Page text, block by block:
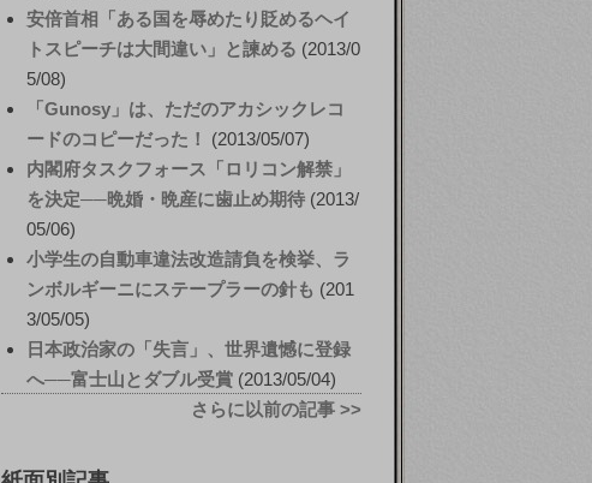
安倍首相「ある国を辱めたり貶めるヘイ
トスピーチは大間違い」と諫める
2013/0
5/08
「Gunosy」は、ただのアカシックレコ
ードのコピーだった！
2013/05/07
内閣府タスクフォース「ロリコン解禁」
を決定──晩婚・晩産に歯止め期待 2013/
05/06
小学生の自動車違法改造請負を検挙、ラ
ンボルギーニにステープラーの針も
201
3/05/05
日本政治家の「失言」、世界遺憾に登録
へ──富士山とダブル受賞 2013/05/04
さらに以前の記事 >>